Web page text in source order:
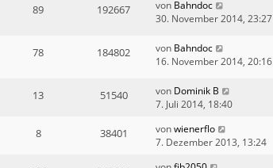
89 192667 von Bahndoc
30. November 2014, 23:27
78 184802 von Bahndoc
16. November 2014, 20:16
13 51540 von Dominik B
7. Juli 2014, 18:40
8 38401 vonwienerflo
7. Dezember 2013, 13:24